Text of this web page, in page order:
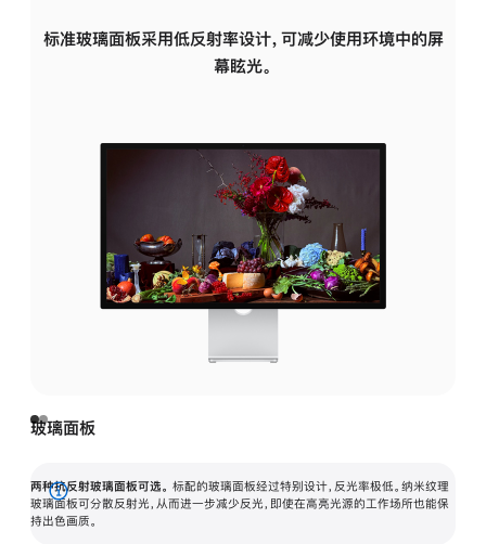
标准玻璃面板采用低反射率设计，可减少使用环境中的屏
幕眩光。
玻璃面板
两种抗反射玻璃面板可选。 标配的玻璃面板经过特别设计，反光率极低。纳米纹理
玻璃面板可分散反射光，从而进一步减少反光，即使在高亮光源的工作场所也能保
持出色画质。
展
开